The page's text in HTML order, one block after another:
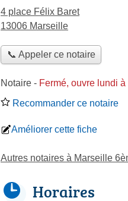
4 place Félix Baret
13006 Marseille
📞 Appeler ce notaire
Notaire - Fermé, ouvre lundi à
Recommander ce notaire
Améliorer cette fiche
Autres notaires à Marseille
Horaires